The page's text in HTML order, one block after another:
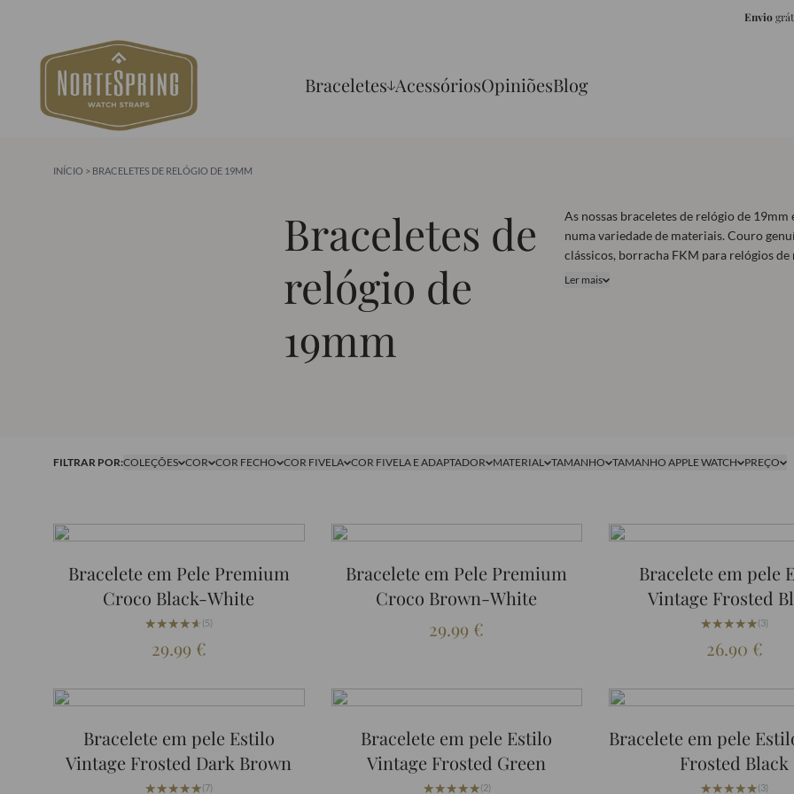
Envio
Braceletes AcessóriosOpiniõesBlog
INÍCIO > BRACELETES DE RELÓGIO DE 19MM
Braceletes de
relógio de
19mm
As nossas braceletes de relógio de 19mm
numa variedade de materiais. Couro
clássicos, borracha FKM para relógios
em nylon para looks mais descontraídos e
Ler mais
FILTRAR POR:COLEÇÕES COR COR FECHO COR FIVELA COR FIVELA E ADAPTADOR MATERIAL TAMANHO TAMANHO APPLE WATCH PREÇO
Bracelete em Pele Premium
Croco Black-White
★★★★★
★★★★★ (5)
29.99 €
Bracelete em Pele Premium
Croco Brown-White
29.99 €
Bracelete em pele
Vintage Frosted
★★★★★
★★★★★(3)
26.90 €
Bracelete em pele Estilo
Vintage Frosted Dark Brown
★★★★★
★★★★★(7)
Bracelete em pele Estilo
Vintage Frosted Green
★★★★★
★★★★★(2)
Bracelete em pele
Frosted Black
★★★★★
★★★★★(3)